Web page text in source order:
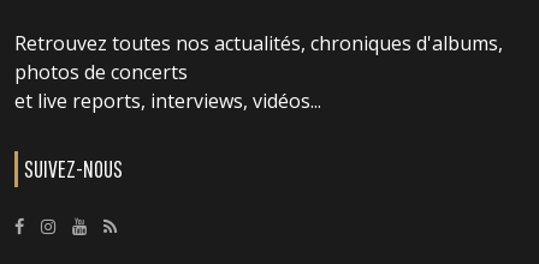
Retrouvez toutes nos actualités, chroniques d'albums,
photos de concerts
et live reports, interviews, vidéos...
SUIVEZ-NOUS